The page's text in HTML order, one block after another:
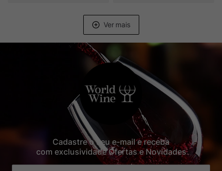
Cadastre o seu e-mail e receba
com exclusividade Ofertas e Novidades